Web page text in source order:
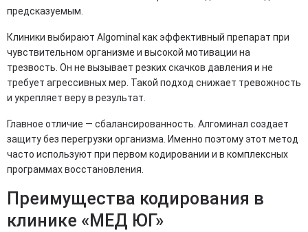
предсказуемым.
Клиники выбирают Algominal как эффективный препарат при
чувствительном организме и высокой мотивации на
трезвость. Он не вызывает резких скачков давления и не
требует агрессивных мер. Такой подход снижает тревожность
и укрепляет веру в результат.
Главное отличие — сбалансированность. Алгоминал создает
защиту без перегрузки организма. Именно поэтому этот метод
часто используют при первом кодировании и в комплексных
программах восстановления.
Преимущества кодирования в
клинике «МЕД ЮГ»